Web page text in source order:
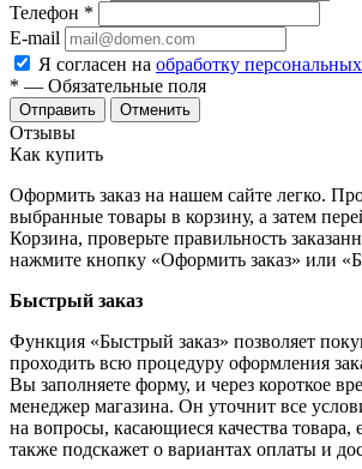
Телефон *
E-mail
Я согласен на обработку
* — Обязательные поля
Отменить
Отзывы
Как купить
Оформить заказ на нашем сайте легко.
выбранные товары в корзину, а затем
Корзина, проверьте правильность
нажмите кнопку «Оформить заказ» или
Быстрый заказ
Функция «Быстрый заказ» позволяет
проходить всю процедуру оформления
Вы заполняете форму, и через короткое
менеджер магазина. Он уточнит все
на вопросы, касающиеся качества товара,
также подскажет о вариантах оплаты и